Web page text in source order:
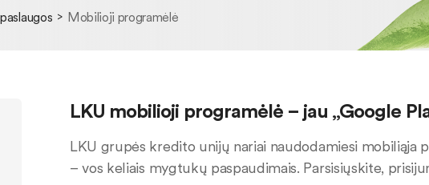
Mobilioji programėlė
LKU mobilioji programėlė – jau „Google
LKU grupės kredito unijų nariai naudodamiesi mobiliąja
– vos keliais mygtukų paspaudimais. Parsisiųskite,